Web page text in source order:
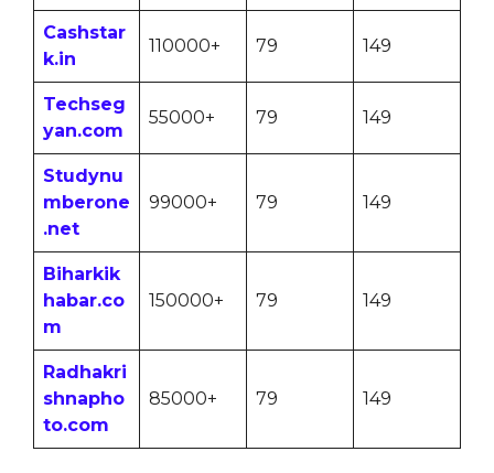
Cashstar
k.in
110000+ 79 149
Techseg
yan.com
55000+ 79 149
Studynu
mberone
.net
99000+ 79 149
Biharkik
habar.co
m
150000+ 79 149
Radhakri
shnapho
to.com
85000+ 79 149